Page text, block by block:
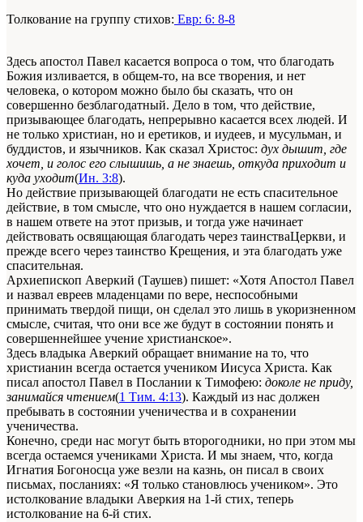
Толкование на группу стихов: Евр: 6: 8-8
Здесь апостол Павел касается вопроса о том, что благодать
Божия изливается, в общем-то, на все творения, и нет
человека, о котором можно было бы сказать, что он
совершенно безблагодатный. Дело в том, что действие,
призывающее благодать, непрерывно касается всех людей. И
не только христиан, но и еретиков, и иудеев, и мусульман, и
буддистов, и язычников. Как сказал Христос: дух дышит, где
хочет, и голос его слышишь, а не знаешь, откуда приходит и
куда уходит(Ин. 3:8).
Но действие призывающей благодати не есть спасительное
действие, в том смысле, что оно нуждается в нашем согласии,
в нашем ответе на этот призыв, и тогда уже начинает
действовать освящающая благодать через таинстваЦеркви, и
прежде всего через таинство Крещения, и эта благодать уже
спасительная.
Архиепископ Аверкий (Таушев) пишет: «Хотя Апостол Павел
и назвал евреев младенцами по вере, неспособными
принимать твердой пищи, он сделал это лишь в укоризненном
смысле, считая, что они все же будут в состоянии понять и
совершеннейшее учение христианское».
Здесь владыка Аверкий обращает внимание на то, что
христианин всегда остается учеником Иисуса Христа. Как
писал апостол Павел в Послании к Тимофею: доколе не приду,
занимайся чтением(1 Тим. 4:13). Каждый из нас должен
пребывать в состоянии ученичества и в сохранении
ученичества.
Конечно, среди нас могут быть второгодники, но при этом мы
всегда остаемся учениками Христа. И мы знаем, что, когда
Игнатия Богоносца уже везли на казнь, он писал в своих
письмах, посланиях: «Я только становлюсь учеником». Это
истолкование владыки Аверкия на 1-й стих, теперь
истолкование на 6-й стих.